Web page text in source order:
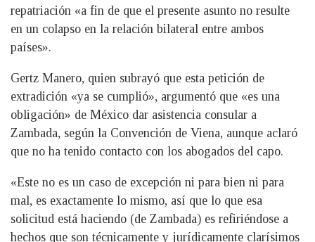
repatriación «a fin de que el presente asunto no resulte
en un colapso en la relación bilateral entre ambos
países».
Gertz Manero, quien subrayó que esta petición de
extradición «ya se cumplió», argumentó que «es una
obligación» de México dar asistencia consular a
Zambada, según la Convención de Viena, aunque aclaró
que no ha tenido contacto con los abogados del capo.
«Este no es un caso de excepción ni para bien ni para
mal, es exactamente lo mismo, así que lo que esa
solicitud está haciendo (de Zambada) es refiriéndose a
hechos que son técnicamente y jurídicamente clarísimos